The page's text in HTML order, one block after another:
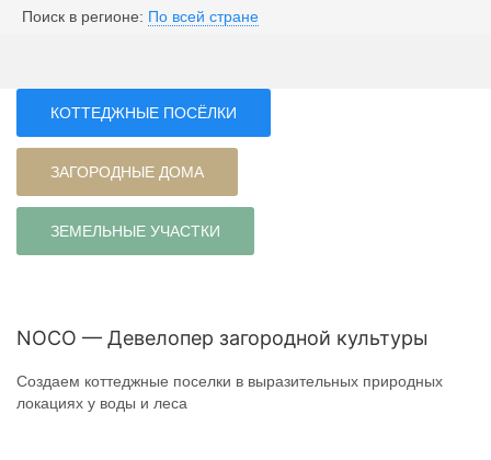
Поиск в регионе: По всей стране
КОТТЕДЖНЫЕ ПОСЁЛКИ
ЗАГОРОДНЫЕ ДОМА
ЗЕМЕЛЬНЫЕ УЧАСТКИ
NOCO — Девелопер загородной культуры
Создаем коттеджные поселки в выразительных природных
локациях у воды и леса